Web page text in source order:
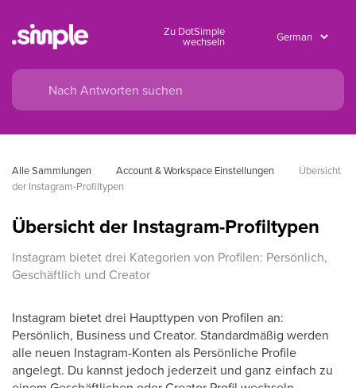
Zu DotSimple
wechseln
Alle Sammlungen Account & Workspace Einstellungen
Übersicht
der Instagram-Profiltypen
Übersicht der Instagram-Profiltypen
Instagram bietet drei Kategorien von Profilen: Persönlich,
Geschäftlich und Creator
Instagram bietet drei Haupttypen von Profilen an:
Persönlich, Business und Creator. Standardmäßig werden
alle neuen Instagram-Konten als Persönliche Profile
angelegt. Du kannst jedoch jederzeit und ganz einfach zu